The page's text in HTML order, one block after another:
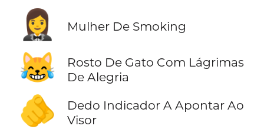
🤵‍♀️ Mulher De Smoking
😹
Rosto De Gato Com Lágrimas
De Alegria
🫵
Dedo Indicador A Apontar Ao
Visor